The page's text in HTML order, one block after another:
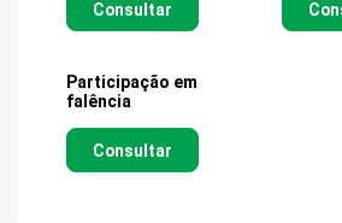
Consultar
Participação em
falência
Consultar